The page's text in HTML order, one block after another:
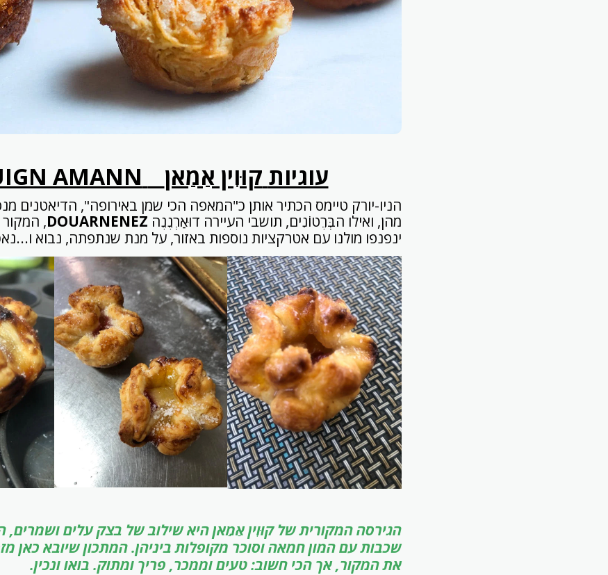
עוגיות קוּוִין אַמַאן AMANN
הניו-יורק טיימס הכתיר אותן כ"המאפה הכי שמן באירופה", הדיאטנים
מהן, ואילו הבְּרֶטוֹנִים, תושבי העיירה דוּאַרְנֶנֶה DOUARNENEZ, המקור
ינפנפו מולנו עם אטרקציות נוספות באזור, על מנת שנתפתה, נבוא
הגירסה המקורית של קוּוִין אַמַאן היא שילוב של בצק עלים ושמרים,
שכבות עם המון חמאה וסוכר מקופלות ביניהן. המתכון שיובא כאן
את המקור, אך הכי חשוב: טעים וממכר, פריך ומתוק. בואו ונכין.